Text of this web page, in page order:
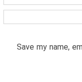
Save my name,